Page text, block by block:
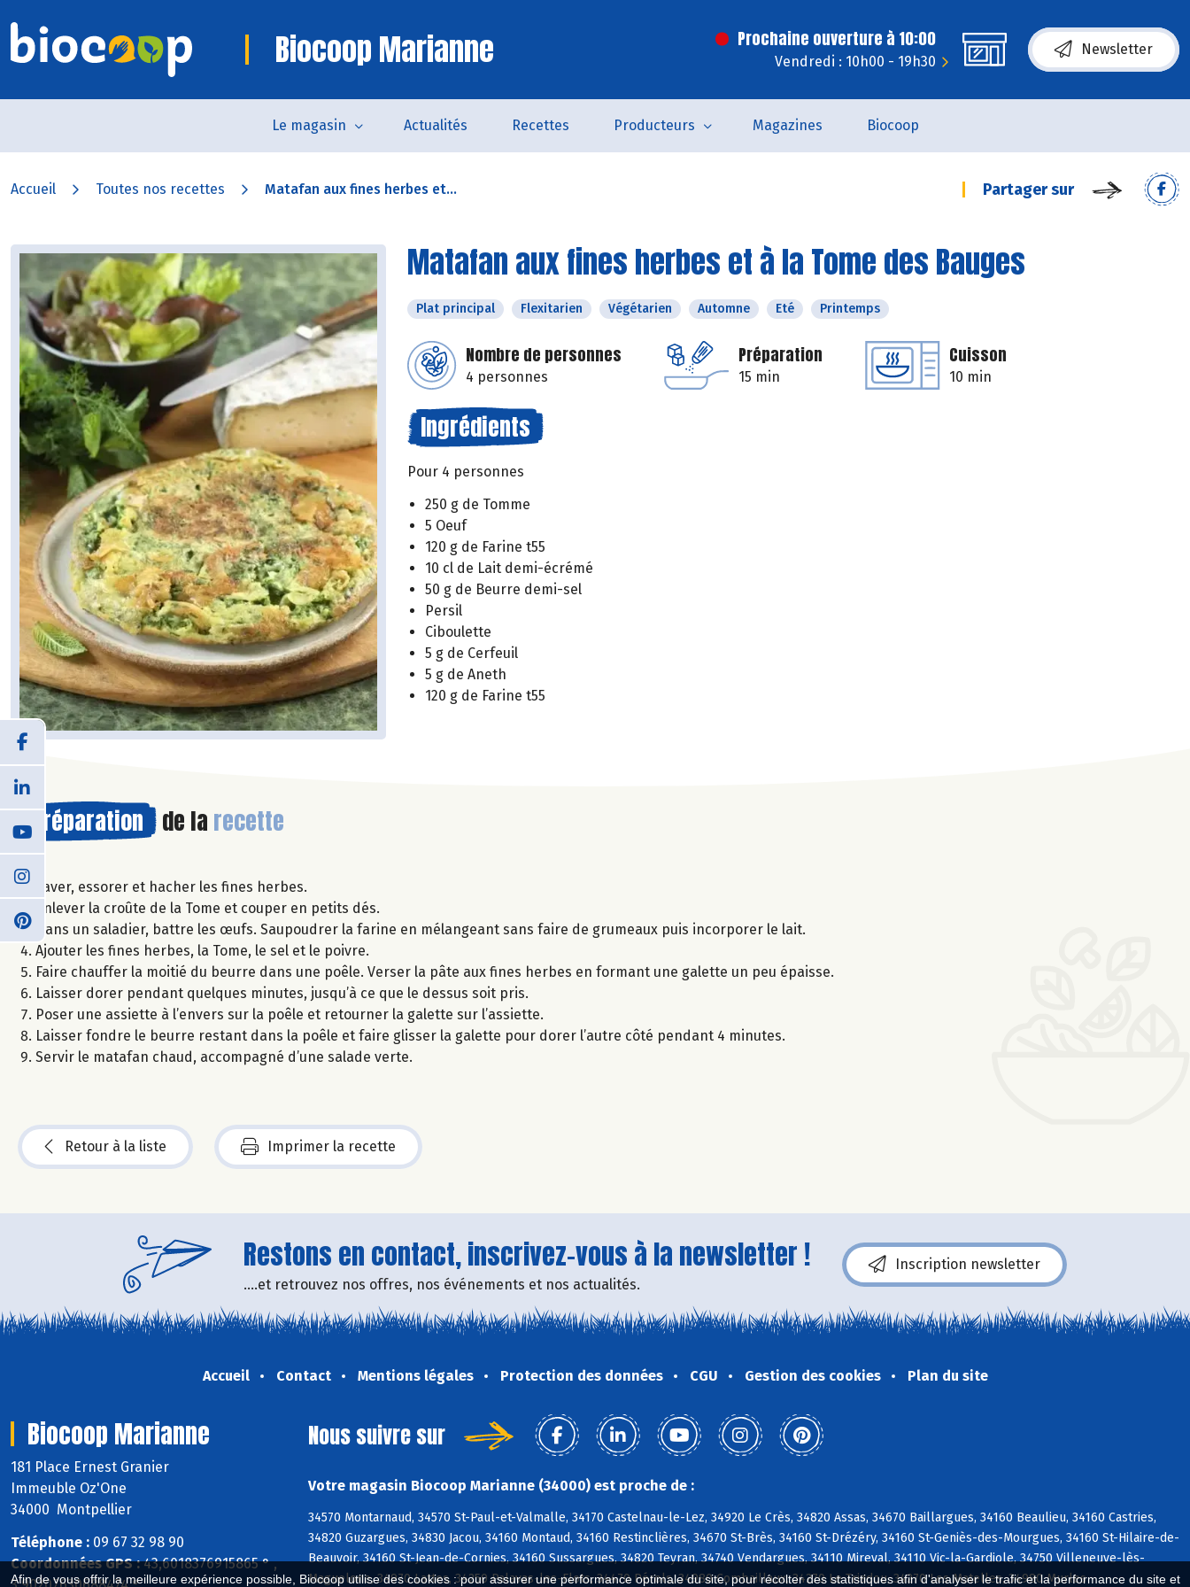
Afin de vous offrir la meilleure expérience possible, Biocoop utilise des cookies : pour assurer une performance optimale du site, pour récolter des statistiques afin d'analyser le trafic et la performance du site et
Biocoop Marianne Prochaine ouverture à 10:00
Vendredi : 10h00 - 19h30
Newsletter
Le magasin Actualités Recettes Producteurs Magazines Biocoop
Accueil Toutes nos recettes Matafan aux fines herbes et... Partager sur
Matafan aux fines herbes et à la Tome des Bauges
Plat principal Flexitarien Végétarien Automne Eté Printemps
Nombre de personnes
4 personnes
Préparation
15 min
Cuisson
10 min
Ingrédients
Pour 4 personnes
250 g de Tomme
5 Oeuf
120 g de Farine t55
10 cl de Lait demi-écrémé
50 g de Beurre demi-sel
Persil
Ciboulette
5 g de Cerfeuil
5 g de Aneth
120 g de Farine t55
Préparation de la recette
Laver, essorer et hacher les fines herbes.
Enlever la croûte de la Tome et couper en petits dés.
Dans un saladier, battre les œufs. Saupoudrer la farine en mélangeant sans faire de grumeaux puis incorporer le lait.
Ajouter les fines herbes, la Tome, le sel et le poivre.
Faire chauffer la moitié du beurre dans une poêle. Verser la pâte aux fines herbes en formant une galette un peu épaisse.
Laisser dorer pendant quelques minutes, jusqu’à ce que le dessus soit pris.
Poser une assiette à l’envers sur la poêle et retourner la galette sur l’assiette.
Laisser fondre le beurre restant dans la poêle et faire glisser la galette pour dorer l’autre côté pendant 4 minutes.
Servir le matafan chaud, accompagné d’une salade verte.
Retour à la liste Imprimer la recette
Restons en contact, inscrivez-vous à la newsletter !
....et retrouvez nos offres, nos événements et nos actualités.
Inscription newsletter
Accueil Contact Mentions légales Protection des données CGU Gestion des cookies Plan du site
Biocoop Marianne
181 Place Ernest Granier
Immeuble Oz'One
34000 Montpellier
Téléphone : 09 67 32 98 90
Coordonnées GPS :43,6018376915865 ° ,
Nous suivre sur
Votre magasin Biocoop Marianne (34000) est proche de :
34570 Montarnaud, 34570 St-Paul-et-Valmalle, 34170 Castelnau-le-Lez, 34920 Le Crès, 34820 Assas, 34670 Baillargues, 34160 Beaulieu, 34160 Castries,
34820 Guzargues, 34830 Jacou, 34160 Montaud, 34160 Restinclières, 34670 St-Brès, 34160 St-Drézéry, 34160 St-Geniès-des-Mourgues, 34160 St-Hilaire-de-
Beauvoir, 34160 St-Jean-de-Cornies, 34160 Sussargues, 34820 Teyran, 34740 Vendargues, 34110 Mireval, 34110 Vic-la-Gardiole, 34750 Villeneuve-lès-
Maguelone, 34970 Lattes, 34250 Palavas-les-Flots, 34470 Pérols, 34980 Combaillaux, 34270 Le Triadou, 34270 Les Matelles, 34980 Murles